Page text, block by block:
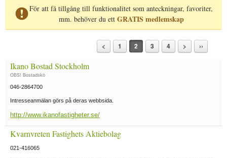
För att få tillgång till funktionalitet som anteckningar, favoriter,
mm. behöver du ett GRATIS medlemskap
< 1 2 3 4 > ››
Ikano Bostad Stockholm
OBS! Bostadskö
046-2864700
Intresseanmälan görs på deras webbsida.
http://www.ikanofastigheter.se/
Kvarnvreten Fastighets Aktiebolag
021-416065